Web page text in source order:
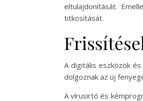
eltulajdonítását.
titkosítását.
A digitális eszközök
dolgoznak az új
A vírusirtó és